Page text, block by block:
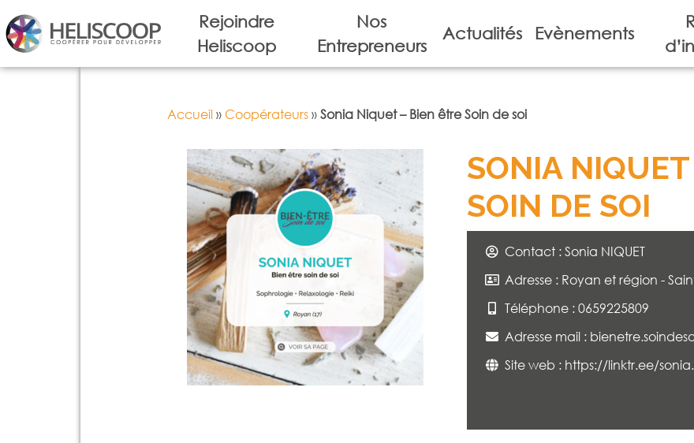
Rejoindre
Heliscoop
Nos
Entrepreneurs
Actualités Evènements
Accueil» Coopérateurs»Sonia Niquet – Bien être Soin de soi
SONIA
SOIN DE SOI
Contact : Sonia NIQUET
Adresse : Royan et région -
Téléphone : 0659225809
Adresse mail :
Site web : https://linktr.ee/